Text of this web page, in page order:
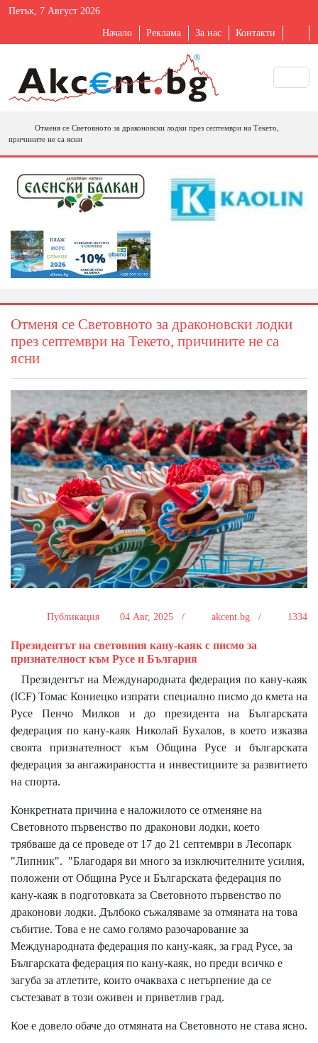
Петък, 7 Август 2026
Начало Реклама За нас Контакти
Отменя се Световното за драконовски лодки през септември на Текето,
причините не са ясни
Отменя се Световното за драконовски лодки
през септември на Текето, причините не са
ясни
Публикация 04 Авг, 2025 / akcent.bg / 1334
Президентът на световния кану-каяк с писмо за
признателност към Русе и България
Президентът на Международната федерация по кану-каяк
(ICF) Томас Кониецко изпрати специално писмо до кмета на
Русе Пенчо Милков и до президента на Българската
федерация по кану-каяк Николай Бухалов, в което изказва
своята признателност към Община Русе и българската
федерация за ангажираността и инвестициите за развитието
на спорта.
Конкретната причина е наложилото се отменяне на
Световното първенство по драконови лодки, което
трябваше да се проведе от 17 до 21 септември в Лесопарк
"Липник". "Благодаря ви много за изключителните усилия,
положени от Община Русе и Българската федерация по
кану-каяк в подготовката за Световното първенство по
драконови лодки. Дълбоко съжаляваме за отмяната на това
събитие. Това е не само голямо разочарование за
Международната федерация по кану-каяк, за град Русе, за
Българската федерация по кану-каяк, но преди всичко е
загуба за атлетите, които очакваха с нетърпение да се
състезават в този оживен и приветлив град.
Кое е довело обаче до отмяната на Световното не става ясно.